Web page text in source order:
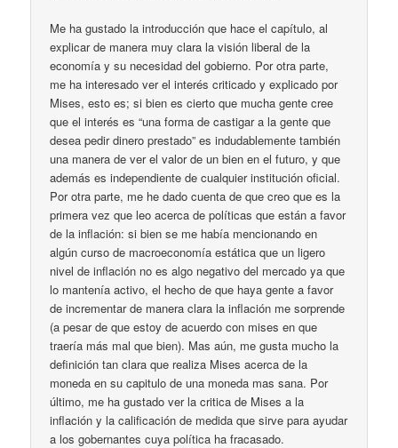
Me ha gustado la introducción que hace el capítulo, al
explicar de manera muy clara la visión liberal de la
economía y su necesidad del gobierno. Por otra parte,
me ha interesado ver el interés criticado y explicado por
Mises, esto es; si bien es cierto que mucha gente cree
que el interés es “una forma de castigar a la gente que
desea pedir dinero prestado” es indudablemente también
una manera de ver el valor de un bien en el futuro, y que
además es independiente de cualquier institución oficial.
Por otra parte, me he dado cuenta de que creo que es la
primera vez que leo acerca de políticas que están a favor
de la inflación: si bien se me había mencionando en
algún curso de macroeconomía estática que un ligero
nivel de inflación no es algo negativo del mercado ya que
lo mantenía activo, el hecho de que haya gente a favor
de incrementar de manera clara la inflación me sorprende
(a pesar de que estoy de acuerdo con mises en que
traería más mal que bien). Mas aún, me gusta mucho la
definición tan clara que realiza Mises acerca de la
moneda en su capitulo de una moneda mas sana. Por
último, me ha gustado ver la critica de Mises a la
inflación y la calificación de medida que sirve para ayudar
a los gobernantes cuya política ha fracasado.